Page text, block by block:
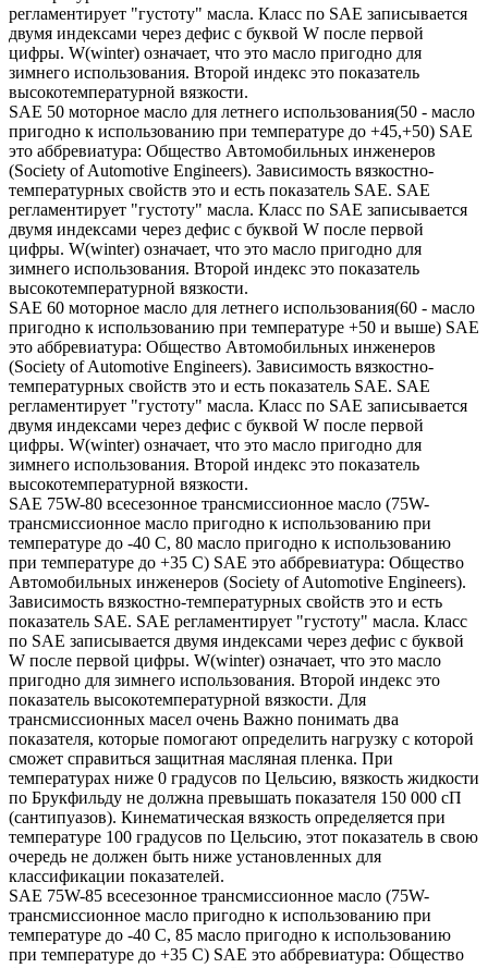
регламентирует "густоту" масла. Класс по SAE записывается
двумя индексами через дефис с буквой W после первой
цифры. W(winter) означает, что это масло пригодно для
зимнего использования. Второй индекс это показатель
высокотемпературной вязкости.
SAE 50 моторное масло для летнего использования(50 - масло
пригодно к использованию при температуре до +45,+50) SAE
это аббревиатура: Общество Автомобильных инженеров
(Society of Automotive Engineers). Зависимость вязкостно-
температурных свойств это и есть показатель SAE. SAE
регламентирует "густоту" масла. Класс по SAE записывается
двумя индексами через дефис с буквой W после первой
цифры. W(winter) означает, что это масло пригодно для
зимнего использования. Второй индекс это показатель
высокотемпературной вязкости.
SAE 60 моторное масло для летнего использования(60 - масло
пригодно к использованию при температуре +50 и выше) SAE
это аббревиатура: Общество Автомобильных инженеров
(Society of Automotive Engineers). Зависимость вязкостно-
температурных свойств это и есть показатель SAE. SAE
регламентирует "густоту" масла. Класс по SAE записывается
двумя индексами через дефис с буквой W после первой
цифры. W(winter) означает, что это масло пригодно для
зимнего использования. Второй индекс это показатель
высокотемпературной вязкости.
SAE 75W-80 всесезонное трансмиссионное масло (75W-
трансмиссионное масло пригодно к использованию при
температуре до -40 С, 80 масло пригодно к использованию
при температуре до +35 С) SAE это аббревиатура: Общество
Автомобильных инженеров (Society of Automotive Engineers).
Зависимость вязкостно-температурных свойств это и есть
показатель SAE. SAE регламентирует "густоту" масла. Класс
по SAE записывается двумя индексами через дефис с буквой
W после первой цифры. W(winter) означает, что это масло
пригодно для зимнего использования. Второй индекс это
показатель высокотемпературной вязкости. Для
трансмиссионных масел очень Важно понимать два
показателя, которые помогают определить нагрузку с которой
сможет справиться защитная масляная пленка. При
температурах ниже 0 градусов по Цельсию, вязкость жидкости
по Брукфильду не должна превышать показателя 150 000 сП
(сантипуазов). Кинематическая вязкость определяется при
температуре 100 градусов по Цельсию, этот показатель в свою
очередь не должен быть ниже установленных для
классификации показателей.
SAE 75W-85 всесезонное трансмиссионное масло (75W-
трансмиссионное масло пригодно к использованию при
температуре до -40 С, 85 масло пригодно к использованию
при температуре до +35 С) SAE это аббревиатура: Общество